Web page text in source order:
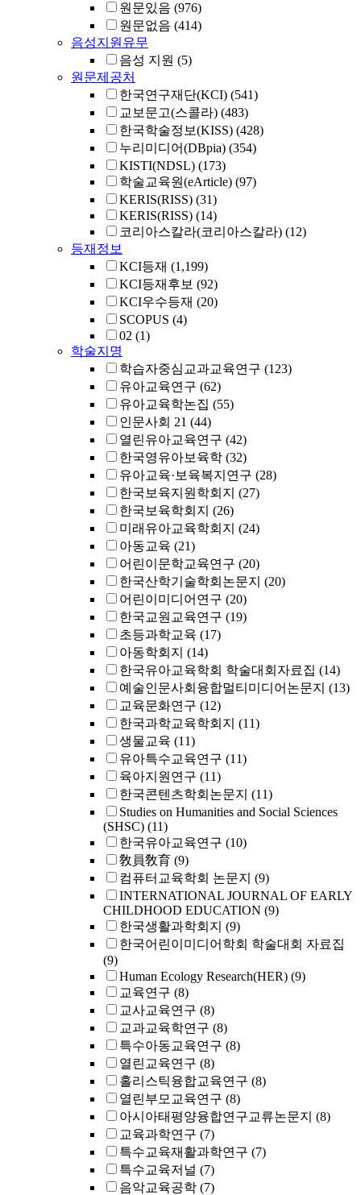
원문있음 (976)
원문없음 (414)
음성지원유무
음성 지원 (5)
원문제공처
한국연구재단(KCI) (541)
교보문고(스콜라) (483)
한국학술정보(KISS) (428)
누리미디어(DBpia) (354)
KISTI(NDSL) (173)
학술교육원(eArticle) (97)
KERIS(RISS) (31)
KERIS(RISS) (14)
코리아스칼라(코리아스칼라) (12)
등재정보
KCI등재 (1,199)
KCI등재후보 (92)
KCI우수등재 (20)
SCOPUS (4)
02 (1)
학술지명
학습자중심교과교육연구 (123)
유아교육연구 (62)
유아교육학논집 (55)
인문사회 21 (44)
열린유아교육연구 (42)
한국영유아보육학 (32)
유아교육·보육복지연구 (28)
한국보육지원학회지 (27)
한국보육학회지 (26)
미래유아교육학회지 (24)
아동교육 (21)
어린이문학교육연구 (20)
한국산학기술학회논문지 (20)
어린이미디어연구 (20)
한국교원교육연구 (19)
초등과학교육 (17)
아동학회지 (14)
한국유아교육학회 학술대회자료집 (14)
예술인문사회융합멀티미디어논문지 (13)
교육문화연구 (12)
한국과학교육학회지 (11)
생물교육 (11)
유아특수교육연구 (11)
육아지원연구 (11)
한국콘텐츠학회논문지 (11)
Studies on Humanities and Social Sciences
(SHSC) (11)
한국유아교육연구 (10)
敎員敎育 (9)
컴퓨터교육학회 논문지 (9)
INTERNATIONAL JOURNAL OF EARLY
CHILDHOOD EDUCATION (9)
한국생활과학회지 (9)
한국어린이미디어학회 학술대회 자료집
(9)
Human Ecology Research(HER) (9)
교육연구 (8)
교사교육연구 (8)
교과교육학연구 (8)
특수아동교육연구 (8)
열린교육연구 (8)
홀리스틱융합교육연구 (8)
열린부모교육연구 (8)
아시아태평양융합연구교류논문지 (8)
교육과학연구 (7)
특수교육재활과학연구 (7)
특수교육저널 (7)
음악교육공학 (7)